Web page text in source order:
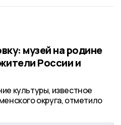
музей на родине
России и
культуры, известное
округа, отметило